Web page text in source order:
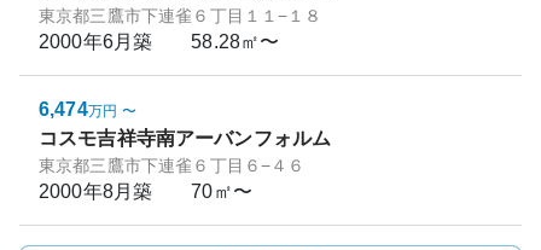
東京都三鷹市下連雀６丁目１１−１８
2000年6月築 58.28㎡〜
6,474万円 〜
コスモ吉祥寺南アーバンフォルム
東京都三鷹市下連雀６丁目６−４６
2000年8月築 70㎡〜